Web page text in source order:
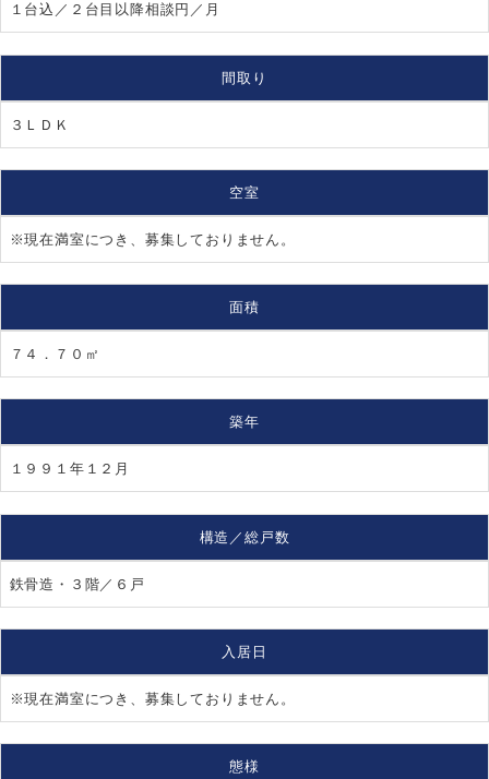
１台込／２台目以降相談円／月
間取り
３ＬＤＫ
空室
※現在満室につき、募集しておりません。
面積
７４．７０㎡
築年
１９９１年１２月
構造／総戸数
鉄骨造・３階／６戸
入居日
※現在満室につき、募集しておりません。
態様